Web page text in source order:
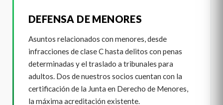
DEFENSA DE MENORES
Asuntos relacionados con menores, desde
infracciones de clase C hasta delitos con penas
determinadas y el traslado a tribunales para
adultos. Dos de nuestros socios cuentan con la
certificación de la Junta en Derecho de Menores,
la máxima acreditación existente.